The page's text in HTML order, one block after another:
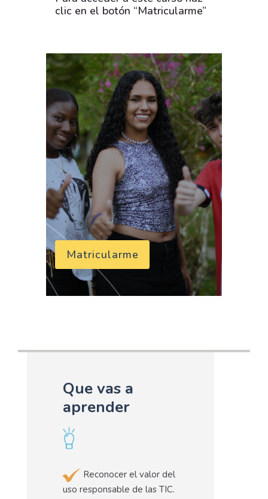
clic en el botón “Matricularme”
Matricularme
Que vas a
aprender
Reconocer el valor del
uso responsable de las TIC.